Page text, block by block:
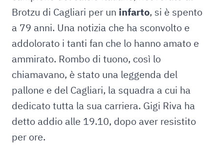
Brotzu di Cagliari per un infarto, si è spento
a 79 anni. Una notizia che ha sconvolto e
addolorato i tanti fan che lo hanno amato e
ammirato. Rombo di tuono, così lo
chiamavano, è stato una leggenda del
pallone e del Cagliari, la squadra a cui ha
dedicato tutta la sua carriera. Gigi Riva ha
detto addio alle 19.10, dopo aver resistito
per ore.